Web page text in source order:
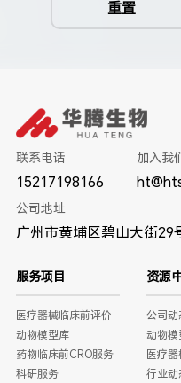
重置
联系电话
15217198166
加入我
公司地址
广州市黄埔区碧山大街
服务项目
医疗器械临床前评价
动物模型库
药物临床前CRO服务
科研服务
资源
公司动
动物
医疗
行业动